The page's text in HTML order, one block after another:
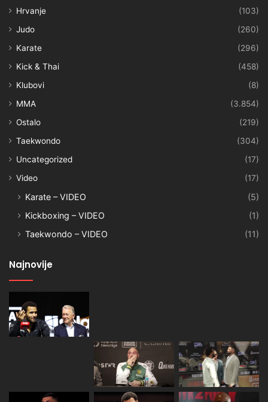
Hrvanje
(103)
Judo
(260)
Karate
(296)
Kick & Thai
(458)
Klubovi
(8)
MMA
(3.854)
Ostalo
(219)
Taekwondo
(304)
Uncategorized
(17)
Video
(17)
Karate – VIDEO
(5)
Kickboxing – VIDEO
(1)
Taekwondo – VIDEO
(11)
Najnovije